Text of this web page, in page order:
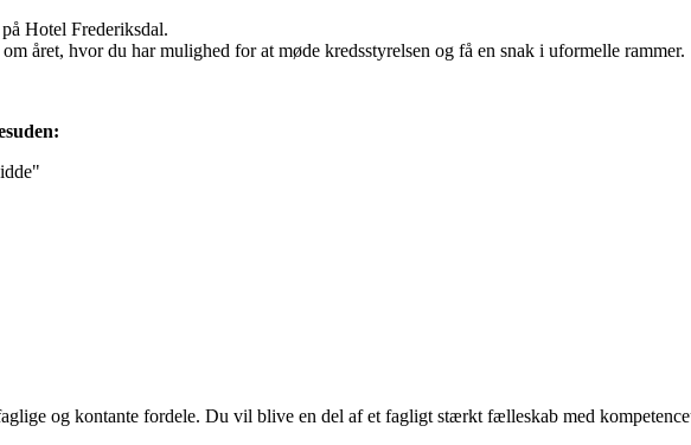
Hotel Frederiksdal.
året, hvor du har mulighed for at møde kredsstyrelsen og få en snak i uformelle rammer.
og kontante fordele. Du vil blive en del af et fagligt stærkt fælleskab med